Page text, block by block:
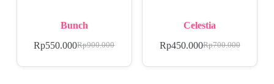
Bunch
Rp900.000
Rp550.000
Celestia
Rp700.000
Rp450.000